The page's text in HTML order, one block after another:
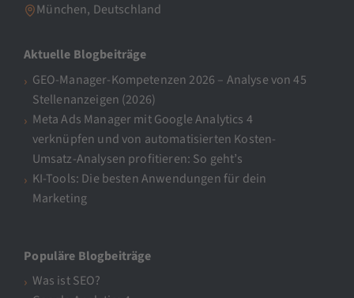
München, Deutschland
Aktuelle Blogbeiträge
GEO-Manager-Kompetenzen 2026 – Analyse von 45
Stellenanzeigen (2026)
Meta Ads Manager mit Google Analytics 4
verknüpfen und von automatisierten Kosten-
Umsatz-Analysen profitieren: So geht’s
KI-Tools: Die besten Anwendungen für dein
Marketing
Populäre Blogbeiträge
Was ist SEO?